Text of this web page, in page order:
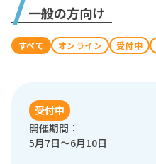
一般の方向け
すべて オンライン 受付中
受付中
開催期間：
5月7日～6月10日